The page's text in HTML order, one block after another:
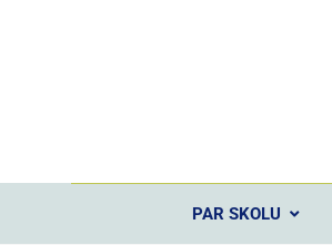
PAR SKOLU